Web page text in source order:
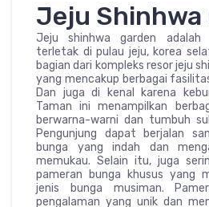
Jeju Shinhwa
Jeju shinhwa garden
terletak di pulau jeju, korea
bagian dari kompleks resor jeju
yang mencakup berbagai
Dan juga di kenal karena
Taman ini menampilkan
berwarna-warni dan tumbuh
Pengunjung dapat berjalan
bunga yang indah dan
memukau. Selain itu, juga
pameran bunga khusus yang
jenis bunga musiman.
pengalaman yang unik dan